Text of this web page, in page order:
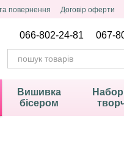
повернення Договір оферти
066-802-24-81 067-
Вишивка
бісером